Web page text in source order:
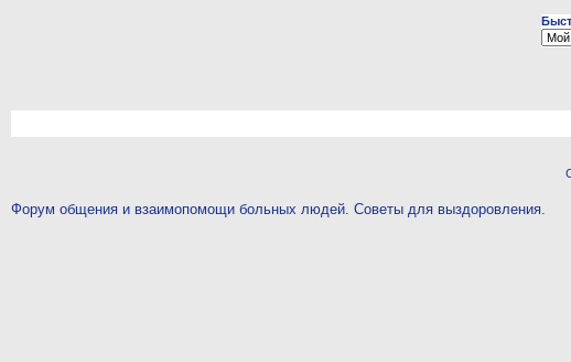
Форум общения и взаимопомощи больных людей. Советы для выздоровления.